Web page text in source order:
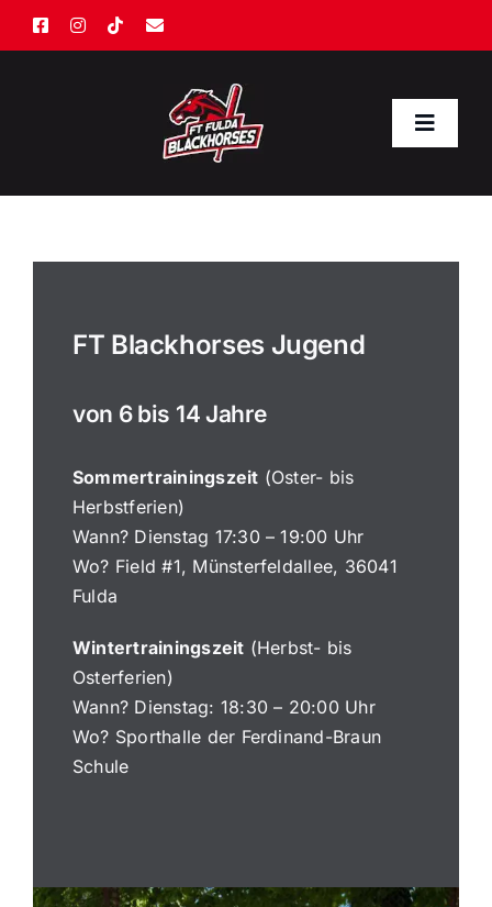
Zum
Toggle
Kooperationen
Über Uns
FT Blackhorses Jugend
von 6 bis 14 Jahre
Sommertrainingszeit (Oster- bis
Herbstferien)
Wann? Dienstag 17:30 – 19:00 Uhr
Wo? Field #1, Münsterfeldallee, 36041
Fulda
Wintertrainingszeit (Herbst- bis
Osterferien)
Wann? Dienstag: 18:30 – 20:00 Uhr
Wo? Sporthalle der Ferdinand-Braun
Schule